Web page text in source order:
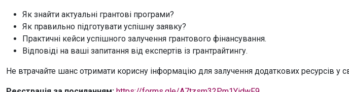
Як знайти актуальні грантові програми?
Як правильно підготувати успішну заявку?
Практичні кейси успішного залучення грантового фінансування.
Відповіді на ваші запитання від експертів із грантрайтингу.
Не втрачайте шанс отримати корисну інформацію для залучення додаткових ресурсів у